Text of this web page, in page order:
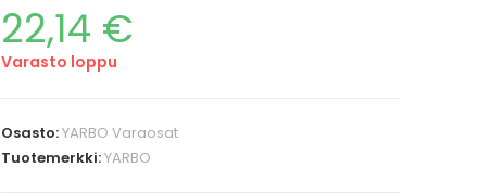
22,14 €
Varasto loppu
Osasto:YARBO Varaosat
Tuotemerkki:YARBO